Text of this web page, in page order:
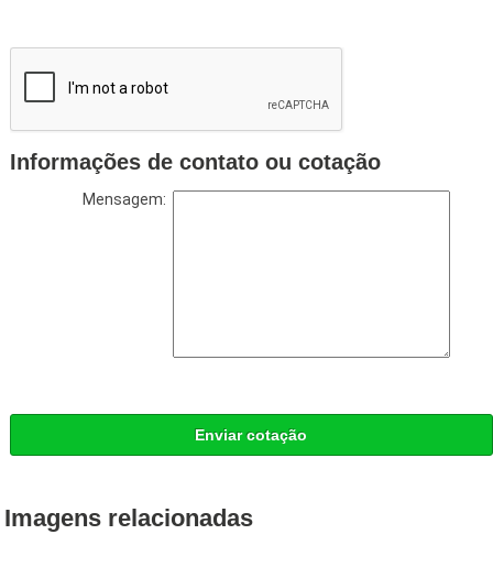
Informações de contato ou cotação
Mensagem:
Enviar cotação
Imagens relacionadas